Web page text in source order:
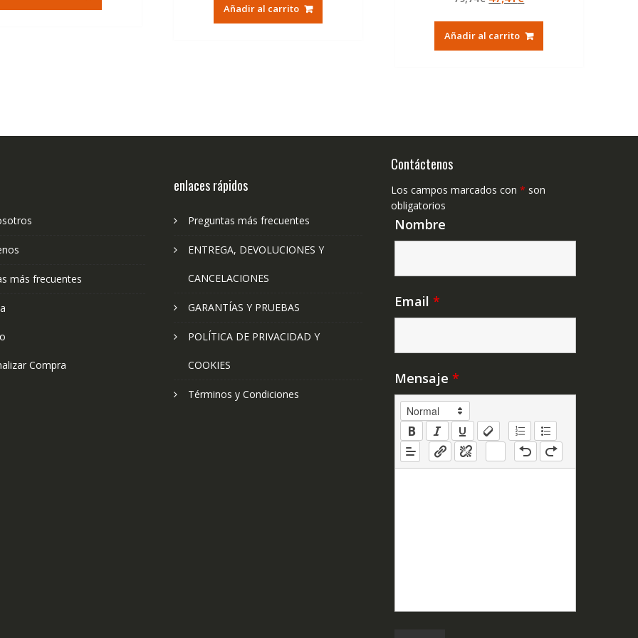
era:
es:
era:
es:
Añadir al carrito
de 5
original
era:
actual
es:
Añadir al carrito
más frecuentes
Compra
enlaces rápidos
Preguntas más frecuentes
ENTREGA, DEVOLUCIONES Y
CANCELACIONES
GARANTÍAS Y PRUEBAS
POLÍTICA DE PRIVACIDAD Y
COOKIES
Términos y Condiciones
Contáctenos
Los campos marcados con * son
obligatorios
Nombre
Email *
Mensaje *